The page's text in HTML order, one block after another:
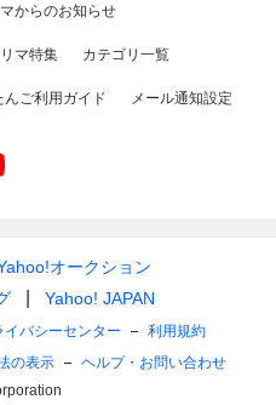
からのお知らせ
マ特集 カテゴリ一覧
んご利用ガイド メール通知設定
オークション
Yahoo! JAPAN
イバシーセンター
利用規約
の表示
ヘルプ・お問い合わせ